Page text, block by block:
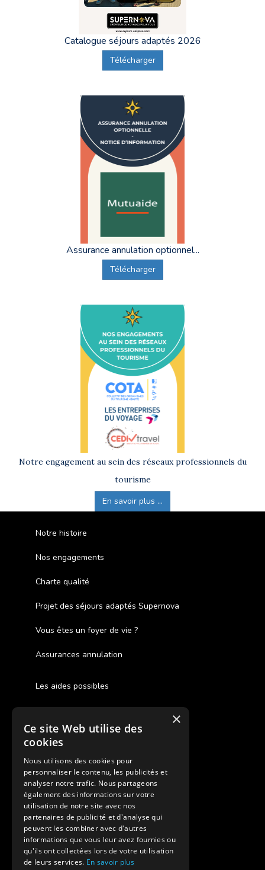
Catalogue séjours adaptés 2026
Télécharger
Assurance annulation optionnel...
Télécharger
Notre engagement au sein des réseaux professionnels du
tourisme
En savoir plus ...
Notre histoire
Nos engagements
Charte qualité
Projet des séjours adaptés Supernova
Vous êtes un foyer de vie ?
Assurances annulation
Les aides possibles
Cash Back
Pour les fratries
Facebook Supernova
Instagram Supernova
Colonie de vacances SUPERNOVA
×
Ce site Web utilise des
cookies
Nous utilisons des cookies pour
personnaliser le contenu, les publicités et
analyser notre trafic. Nous partageons
également des informations sur votre
utilisation de notre site avec nos
partenaires de publicité et d'analyse qui
peuvent les combiner avec d'autres
informations que vous leur avez fournies ou
qu'ils ont collectées lors de votre utilisation
de leurs services. En savoir plus